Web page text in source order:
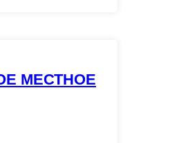
МЕСТНОЕ